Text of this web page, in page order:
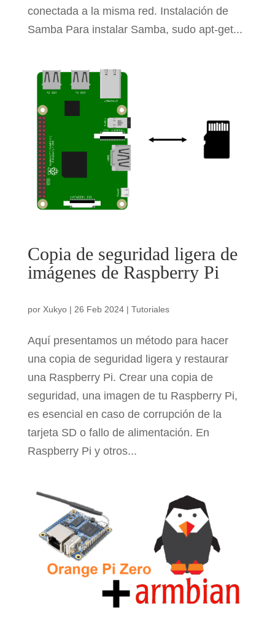
conectada a la misma red. Instalación de
Samba Para instalar Samba, sudo apt-get...
Copia de seguridad ligera de
imágenes de Raspberry Pi
por Xukyo| 26 Feb 2024| Tutoriales
Aquí presentamos un método para hacer
una copia de seguridad ligera y restaurar
una Raspberry Pi. Crear una copia de
seguridad, una imagen de tu Raspberry Pi,
es esencial en caso de corrupción de la
tarjeta SD o fallo de alimentación. En
Raspberry Pi y otros...